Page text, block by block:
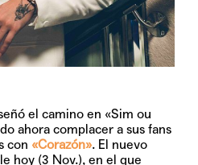
el camino en «Sim ou
ahora complacer a sus fans
con «Corazón». El nuevo
hoy (3 Nov.), en el que